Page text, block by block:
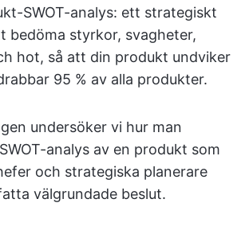
SWOT-analys: ett strategiskt
bedöma styrkor, svagheter,
hot, så att din produkt undviker
95 % av alla produkter.
undersöker vi hur man
analys av en produkt som
och strategiska planerare
välgrundade beslut.